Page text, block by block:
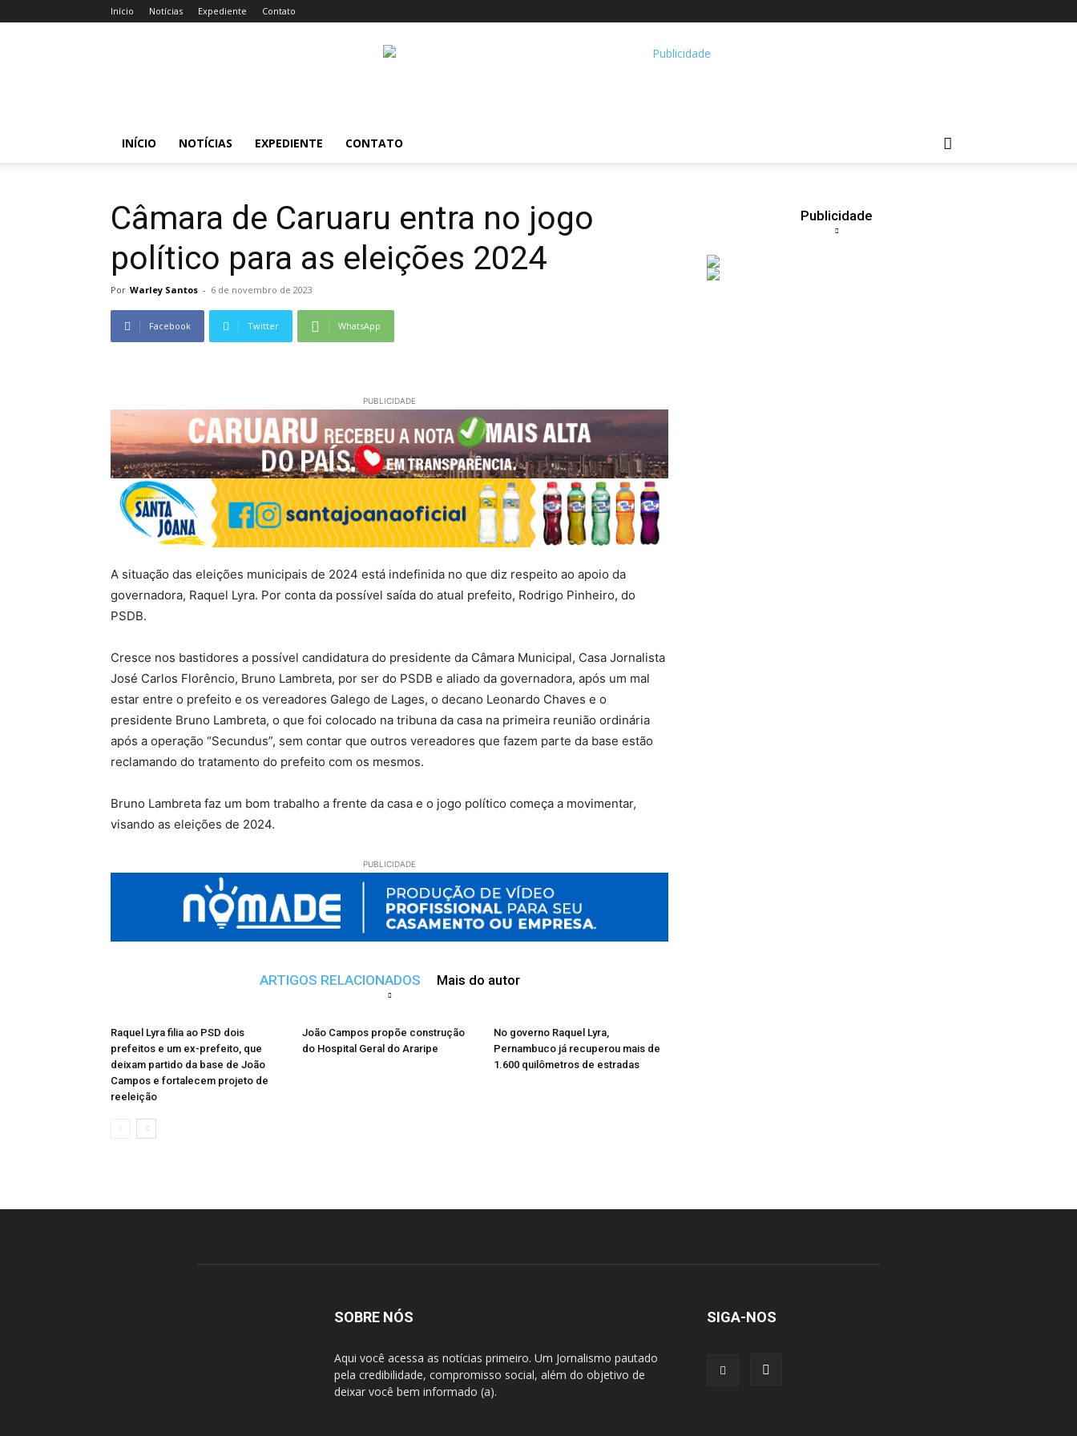
Início Notícias Expediente Contato
INÍCIO NOTÍCIAS EXPEDIENTE CONTATO
Câmara de Caruaru entra no jogo
político para as eleições 2024
Por Warley Santos - 6 de novembro de 2023
Facebook Twitter WhatsApp
PUBLICIDADE
A situação das eleições municipais de 2024 está indefinida no que diz respeito ao apoio da
governadora, Raquel Lyra. Por conta da possível saída do atual prefeito, Rodrigo Pinheiro, do
PSDB.
Cresce nos bastidores a possível candidatura do presidente da Câmara Municipal, Casa Jornalista
José Carlos Florêncio, Bruno Lambreta, por ser do PSDB e aliado da governadora, após um mal
estar entre o prefeito e os vereadores Galego de Lages, o decano Leonardo Chaves e o
presidente Bruno Lambreta, o que foi colocado na tribuna da casa na primeira reunião ordinária
após a operação “Secundus”, sem contar que outros vereadores que fazem parte da base estão
reclamando do tratamento do prefeito com os mesmos.
Bruno Lambreta faz um bom trabalho a frente da casa e o jogo político começa a movimentar,
visando as eleições de 2024.
PUBLICIDADE
ARTIGOS RELACIONADOS Mais do autor
Raquel Lyra filia ao PSD dois
prefeitos e um ex-prefeito, que
deixam partido da base de João
Campos e fortalecem projeto de
reeleição
João Campos propõe construção
do Hospital Geral do Araripe
No governo Raquel Lyra,
Pernambuco já recuperou mais de
1.600 quilômetros de estradas
Publicidade
SOBRE NÓS
Aqui você acessa as notícias primeiro. Um Jornalismo pautado
pela credibilidade, compromisso social, além do objetivo de
deixar você bem informado (a).
SIGA-NOS